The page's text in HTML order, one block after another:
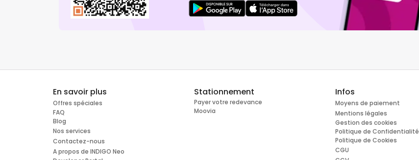
En savoir plus
Offres spéciales
FAQ
Blog
Nos services
Contactez-nous
A propos de INDIGO Neo
Stationnement
Payer votre redevance
Moovia
Infos
Moyens de paiement
Mentions légales
Gestion des cookies
Politique de Confidentialité
Politique de Cookies
CGU